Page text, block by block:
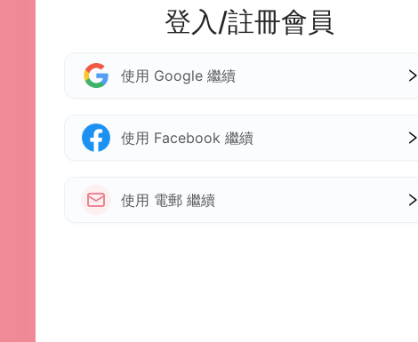
登入/註冊會員
使用 Google 繼續
使用 Facebook 繼續
使用 電郵 繼續